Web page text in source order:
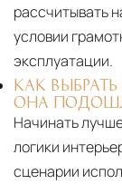
рассчитывать
условии
эксплуатации.
КАК
ОНА
Начинать
логики
сценарии